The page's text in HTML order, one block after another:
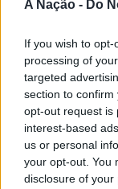
A Nação - Do
If you wish to
processing of
targeted
section to
opt-out request is
interest-based
us or personal
your opt-out. You
disclosure of
cérebro,
manter a
tarefas
aumentam a
prolongado
prejudicar o
Fabiano de
ATUALIDADE
vitória do
Publicado